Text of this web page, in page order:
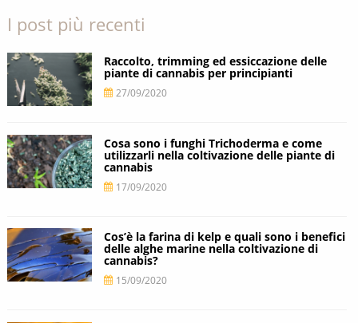
I post più recenti
Raccolto, trimming ed essiccazione delle
piante di cannabis per principianti
27/09/2020
Cosa sono i funghi Trichoderma e come
utilizzarli nella coltivazione delle piante di
cannabis
17/09/2020
Cos’è la farina di kelp e quali sono i benefici
delle alghe marine nella coltivazione di
cannabis?
15/09/2020